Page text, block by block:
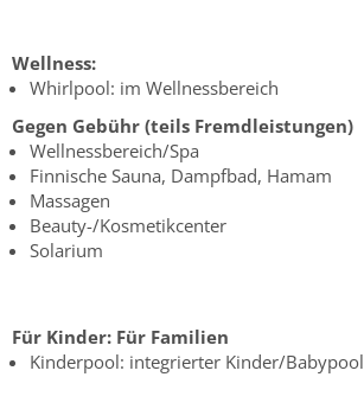
Wellness:
Whirlpool: im Wellnessbereich
Gegen Gebühr (teils Fremdleistungen)
Wellnessbereich/Spa
Finnische Sauna, Dampfbad, Hamam
Massagen
Beauty-/Kosmetikcenter
Solarium
Für Kinder: Für Familien
Kinderpool: integrierter Kinder/Babypool